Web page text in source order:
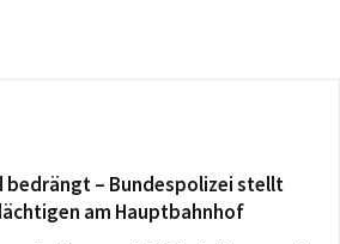
bedrängt – Bundespolizei stellt
am Hauptbahnhof